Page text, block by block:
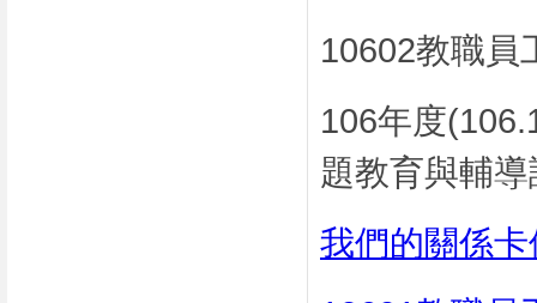
10602教職員
106年度
題教育與輔
我們的關係